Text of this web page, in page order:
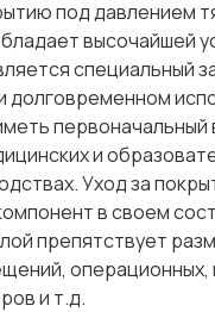
под давлением
высочайшей
специальный
первоначальный
и
Уход за
в своем
препятствует
и т.д.